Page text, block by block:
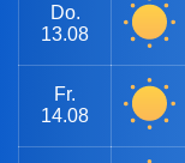
Do.
13.08
Fr.
14.08